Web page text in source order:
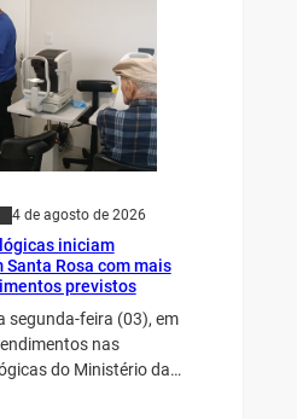
4 de agosto de 2026
iniciam
Rosa com mais
previstos
segunda-feira (03), em
nas
do Ministério da…